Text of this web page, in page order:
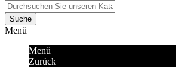
Suche
Menü
Menü
Zurück